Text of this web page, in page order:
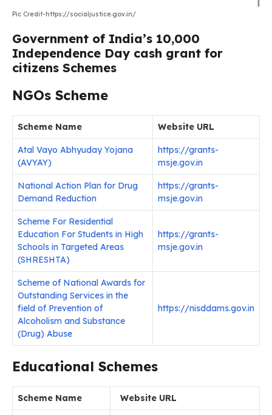
Pic Credit-https://socialjustice.gov.in/
Government of India’s ₹10,000
Independence Day cash grant for
citizens Schemes
NGOs Scheme
Scheme Name Website URL
Atal Vayo Abhyuday Yojana
(AVYAY)
https://grants-
msje.gov.in
National Action Plan for Drug
Demand Reduction
https://grants-
msje.gov.in
Scheme For Residential
Education For Students in High
Schools in Targeted Areas
(SHRESHTA)
https://grants-
msje.gov.in
Scheme of National Awards for
Outstanding Services in the
field of Prevention of
Alcoholism and Substance
(Drug) Abuse
https://nisddams.gov.in
Educational Schemes
Scheme Name Website URL